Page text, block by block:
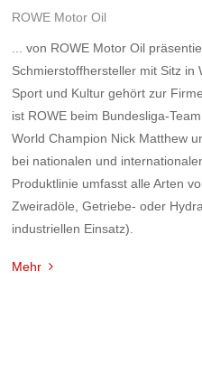
ROWE Motor Oil
... von ROWE Motor Oil
Schmierstoffhersteller mit Sitz in
Sport und Kultur gehört zur
ist ROWE beim Bundesliga-
World Champion Nick Matthew
bei nationalen und
Produktlinie umfasst alle Arten
Zweiradöle, Getriebe- oder
industriellen Einsatz).
Mehr